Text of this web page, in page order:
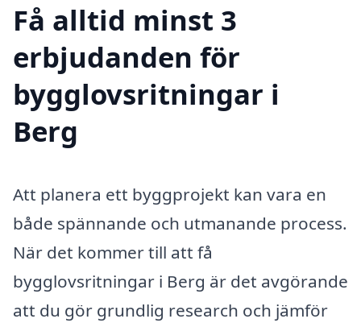
Få alltid minst 3
erbjudanden för
bygglovsritningar i
Berg
Att planera ett byggprojekt kan vara en
både spännande och utmanande process.
När det kommer till att få
bygglovsritningar i Berg är det avgörande
att du gör grundlig research och jämför